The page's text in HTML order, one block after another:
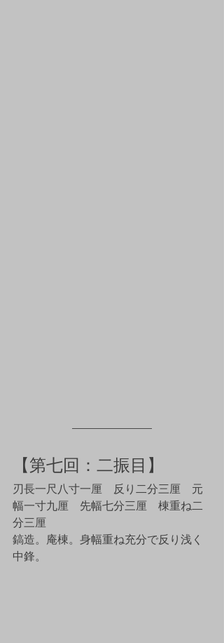
【第七回：二振目】
刃長一尺八寸一厘　反り二分三厘　元
幅一寸九厘　先幅七分三厘　棟重ね二
分三厘
鎬造。庵棟。身幅重ね充分で反り浅く
中鋒。